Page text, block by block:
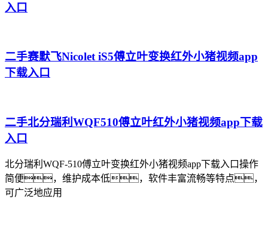
入口
二手赛默飞Nicolet iS5傅立叶变换红外小猪视频app
下载入口
二手北分瑞利WQF510傅立叶红外小猪视频app下载
入口
北分瑞利WQF-510傅立叶变换红外小猪视频app下载入口操作
简便，维护成本低，软件丰富流畅等特点，
可广泛地应用